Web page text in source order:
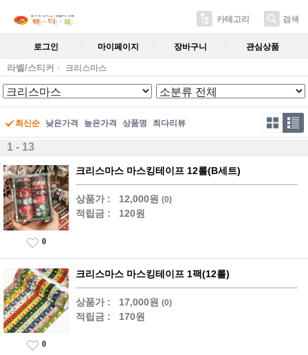
카테고리 검색
로그인 마이페이지 장바구니 관심상품
라벨/스티커 크리스마스
최신순 낮은가격 높은가격 상품명 최다리뷰
1 - 13
크리스마스 마스킹테이프 12롤(B세트)
상품가 : 12,000원 (0)
적립금 : 120원
0
크리스마스 마스킹테이프 1팩(12롤)
상품가 : 17,000원 (0)
적립금 : 170원
0